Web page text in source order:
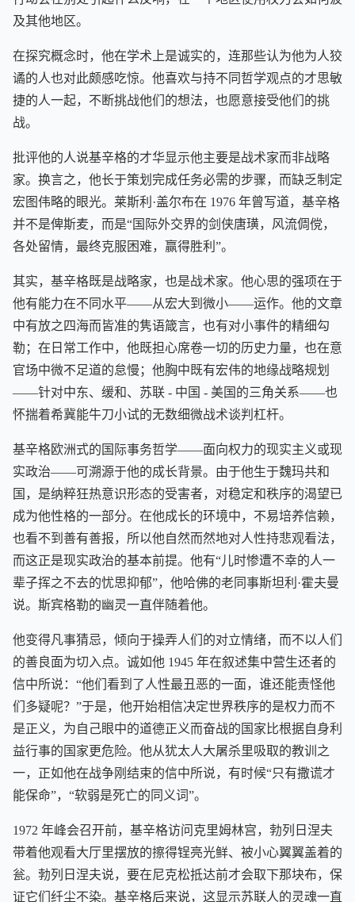
及其他地区。
在探究概念时，他在学术上是诚实的，连那些认为他为人狡
谲的人也对此颇感吃惊。他喜欢与持不同哲学观点的才思敏
捷的人一起，不断挑战他们的想法，也愿意接受他们的挑
战。
批评他的人说基辛格的才华显示他主要是战术家而非战略
家。换言之，他长于策划完成任务必需的步骤，而缺乏制定
宏图伟略的眼光。莱斯利·盖尔布在 1976 年曾写道，基辛格
并不是俾斯麦，而是“国际外交界的剑侠唐璜，风流倜傥，
各处留情，最终克服困难，赢得胜利”。
其实，基辛格既是战略家，也是战术家。他心思的强项在于
他有能力在不同水平——从宏大到微小——运作。他的文章
中有放之四海而皆准的隽语箴言，也有对小事件的精细勾
勒；在日常工作中，他既担心席卷一切的历史力量，也在意
官场中微不足道的怠慢；他胸中既有宏伟的地缘战略规划
——针对中东、缓和、苏联 - 中国 - 美国的三角关系——也
怀揣着希冀能牛刀小试的无数细微战术谈判杠杆。
基辛格欧洲式的国际事务哲学——面向权力的现实主义或现
实政治——可溯源于他的成长背景。由于他生于魏玛共和
国，是纳粹狂热意识形态的受害者，对稳定和秩序的渴望已
成为他性格的一部分。在他成长的环境中，不易培养信赖，
也看不到善有善报，所以他自然而然地对人性持悲观看法，
而这正是现实政治的基本前提。他有“儿时惨遭不幸的人一
辈子挥之不去的忧思抑郁”，他哈佛的老同事斯坦利·霍夫曼
说。斯宾格勒的幽灵一直伴随着他。
他变得凡事猜忌，倾向于操弄人们的对立情绪，而不以人们
的善良面为切入点。诚如他 1945 年在叙述集中营生还者的
信中所说：“他们看到了人性最丑恶的一面，谁还能责怪他
们多疑呢？”于是，他开始相信决定世界秩序的是权力而不
是正义，为自己眼中的道德正义而奋战的国家比根据自身利
益行事的国家更危险。他从犹太人大屠杀里吸取的教训之
一，正如他在战争刚结束的信中所说，有时候“只有撒谎才
能保命”，“软弱是死亡的同义词”。
1972 年峰会召开前，基辛格访问克里姆林宫，勃列日涅夫
带着他观看大厅里摆放的擦得锃亮光鲜、被小心翼翼盖着的
瓮。勃列日涅夫说，要在尼克松抵达前才会取下那块布，保
证它们纤尘不染。基辛格后来说，这显示苏联人的灵魂一直